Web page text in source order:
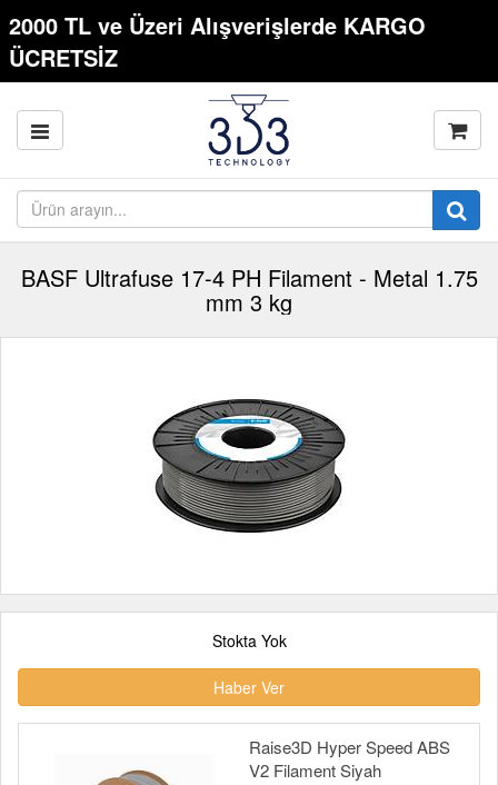
2000 TL ve Üzeri Alışverişlerde KARGO
ÜCRETSİZ
BASF Ultrafuse 17-4 PH Filament - Metal 1.75
mm 3 kg
Stokta Yok
Haber Ver
Raise3D Hyper Speed ABS
V2 Filament Siyah